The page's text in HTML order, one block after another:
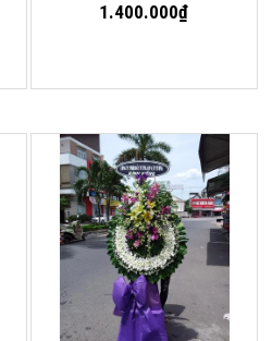
1.400.000₫